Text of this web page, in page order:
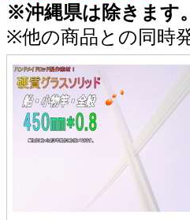
※沖縄県は除きます
※他の商品との同時